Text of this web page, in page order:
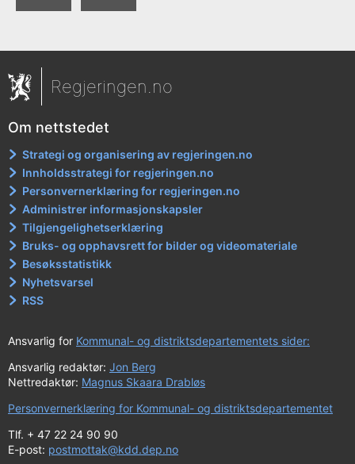
Regjeringen.no
Om nettstedet
Strategi og organisering av regjeringen.no
Innholdsstrategi for regjeringen.no
Personvernerklæring for regjeringen.no
Administrer informasjonskapsler
Tilgjengelighetserklæring
Bruks- og opphavsrett for bilder og videomateriale
Besøksstatistikk
Nyhetsvarsel
RSS
Ansvarlig for Kommunal- og distriktsdepartementets sider:
Ansvarlig redaktør: Jon Berg
Nettredaktør: Magnus Skaara Drabløs
Personvernerklæring for Kommunal- og distriktsdepartementet
Tlf. + 47 22 24 90 90
E-post: postmottak@kdd.dep.no